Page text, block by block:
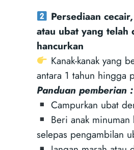
Persediaan
atau ubat yang telah
hancurkan
Kanak-kanak yang
antara 1 tahun hingga
Panduan pemberian :
Campurkan ubat
Beri anak minuman
selepas pengambilan